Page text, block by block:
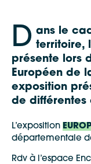
D ans le
territoire,
présente lors
Européen de
exposition
de différentes
L’exposition
départementale
Rdv à l’espace